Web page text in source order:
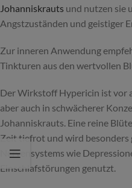
Johanniskrauts und nutzen sie
Angstzuständen und geistiger
Zur inneren Anwendung
Tinkturen aus den wertvollen
Der Wirkstoff Hypericin ist vor
aber auch in schwächerer
Johanniskrauts. Eine reine
Zeit tiefrot und wird besonders
Nervensystems wie
Einschlafstörungen genutzt.